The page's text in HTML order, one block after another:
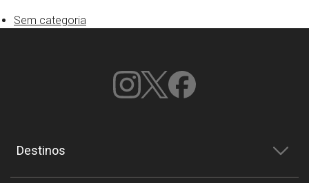
Sem categoria
Destinos